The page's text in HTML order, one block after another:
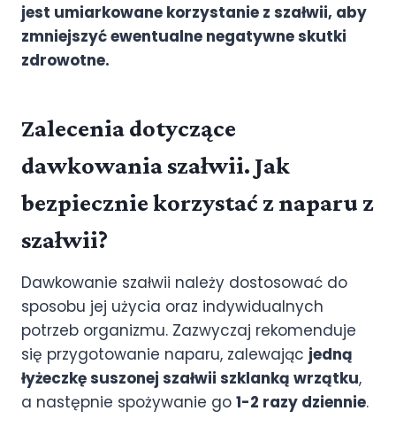
jest umiarkowane korzystanie z szałwii, aby
zmniejszyć ewentualne negatywne skutki
zdrowotne.
Zalecenia dotyczące
dawkowania szałwii. Jak
bezpiecznie korzystać z naparu z
szałwii?
Dawkowanie szałwii należy dostosować do
sposobu jej użycia oraz indywidualnych
potrzeb organizmu. Zazwyczaj rekomenduje
się przygotowanie naparu, zalewając jedną
łyżeczkę suszonej szałwii szklanką wrzątku,
a następnie spożywanie go 1-2 razy dziennie.